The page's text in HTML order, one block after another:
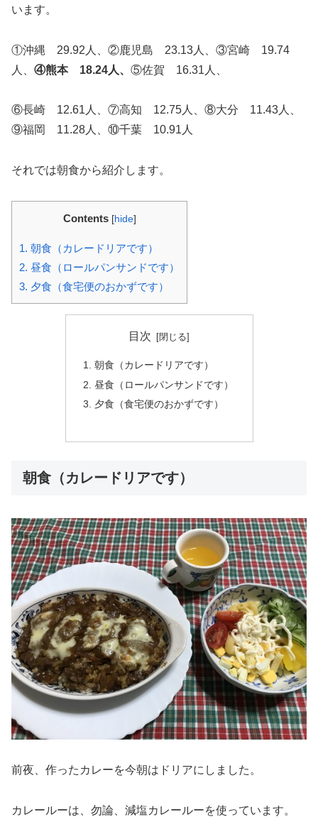
います。
①沖縄 29.92人、②鹿児島 23.13人、③宮崎 19.74
人、 ④熊本 18.24人、 ⑤佐賀 16.31人、
⑥長崎 12.61人、⑦高知 12.75人、⑧大分 11.43人、
⑨福岡 11.28人、⑩千葉 10.91人
それでは朝食から紹介します。
Contents [hide]
1. 朝食（カレードリアです）
2. 昼食（ロールパンサンドです）
3. 夕食（食宅便のおかずです）
目次
朝食（カレードリアです）
昼食（ロールパンサンドです）
夕食（食宅便のおかずです）
朝食（カレードリアです）
前夜、作ったカレーを今朝はドリアにしました。
カレールーは、勿論、減塩カレールーを使っています。